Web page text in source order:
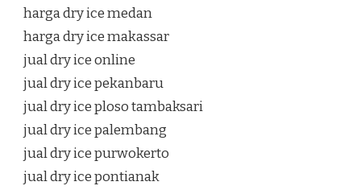
harga dry ice medan
harga dry ice makassar
jual dry ice online
jual dry ice pekanbaru
jual dry ice ploso tambaksari
jual dry ice palembang
jual dry ice purwokerto
jual dry ice pontianak